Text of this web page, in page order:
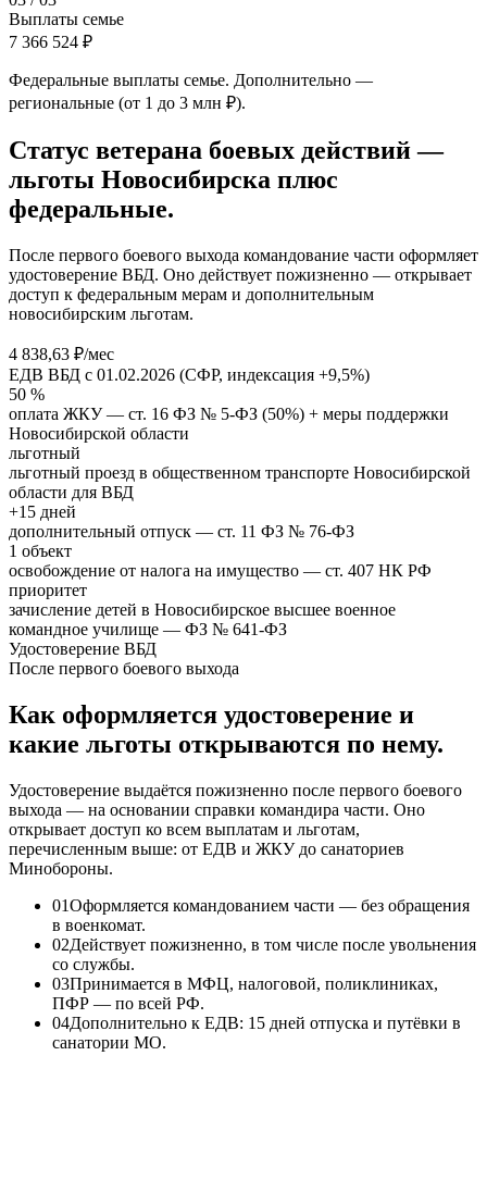
Выплаты семье
7 366 524 ₽
Федеральные выплаты семье. Дополнительно —
региональные (от 1 до 3 млн ₽).
Статус ветерана боевых действий —
льготы Новосибирска плюс
федеральные.
После первого боевого выхода командование части оформляет
удостоверение ВБД. Оно действует пожизненно — открывает
доступ к федеральным мерам и дополнительным
новосибирским льготам.
4 838,63 ₽/мес
ЕДВ ВБД с 01.02.2026 (СФР, индексация +9,5%)
50 %
оплата ЖКУ — ст. 16 ФЗ № 5-ФЗ (50%) + меры поддержки
Новосибирской области
льготный
льготный проезд в общественном транспорте Новосибирской
области для ВБД
+15 дней
дополнительный отпуск — ст. 11 ФЗ № 76-ФЗ
1 объект
освобождение от налога на имущество — ст. 407 НК РФ
приоритет
зачисление детей в Новосибирское высшее военное
командное училище — ФЗ № 641-ФЗ
Удостоверение ВБД
После первого боевого выхода
Как оформляется удостоверение и
какие льготы открываются по нему.
Удостоверение выдаётся пожизненно после первого боевого
выхода — на основании справки командира части. Оно
открывает доступ ко всем выплатам и льготам,
перечисленным выше: от ЕДВ и ЖКУ до санаториев
Минобороны.
01Оформляется командованием части — без обращения
в военкомат.
02Действует пожизненно, в том числе после увольнения
со службы.
03Принимается в МФЦ, налоговой, поликлиниках,
ПФР — по всей РФ.
04Дополнительно к ЕДВ: 15 дней отпуска и путёвки в
санатории МО.